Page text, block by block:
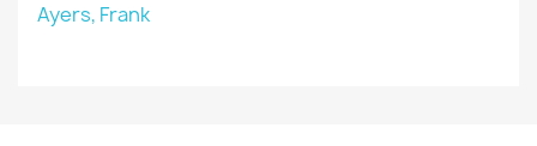
Ayers, Frank